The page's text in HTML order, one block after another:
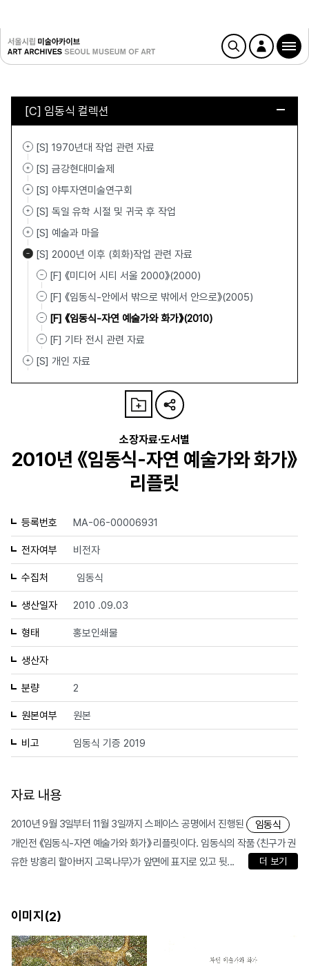
[C] 임동식 컬렉션
[S] 1970년대 작업 관련 자료
[S] 금강현대미술제
[S] 야투자연미술연구회
[S] 독일 유학 시절 및 귀국 후 작업
[S] 예술과 마을
[S] 2000년 이후 (회화)작업 관련 자료
[F] 《미디어 시티 서울 2000》(2000)
[F] 《임동식-안에서 밖으로 밖에서 안으로》(2005)
[F] 《임동식-자연 예술가와 화가》(2010)
[F] 기타 전시 관련 자료
[S] 개인 자료
소장자료·도서별
2010년 《임동식-자연 예술가와 화가》
리플릿
등록번호 MA-06-00006931
전자여부 비전자
수집처 임동식
생산일자 2010 .09.03
형태 홍보인쇄물
생산자
분량 2
원본여부 원본
비고 임동식 기증 2019
자료 내용
2010년 9월 3일부터 11월 3일까지 스페이스 공명에서 진행된
임동식
개인전 《임동식-자연 예술가와 화가》 리플릿이다. 임동식의 작품 〈친구가 권
유한 방흥리 할아버지 고목나무〉가 앞면에 표지로 있고 뒷...
더 보기
이미지(2)